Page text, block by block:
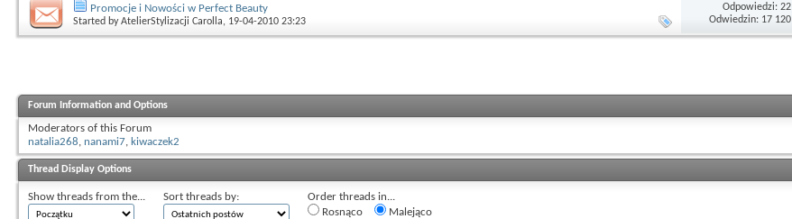
Promocje i Nowości w Perfect Beauty
Started byAtelierStylizacji Carolla, 19-04-2010 23:23
Odpowiedzi: 22
Odwiedzin: 17 120
Forum Information and Options
Moderators of this Forum
natalia268, nanami7, kiwaczek2
Thread Display Options
Show threads from the... Sort threads by:
Order threads in...
Rosnąco
Malejąco